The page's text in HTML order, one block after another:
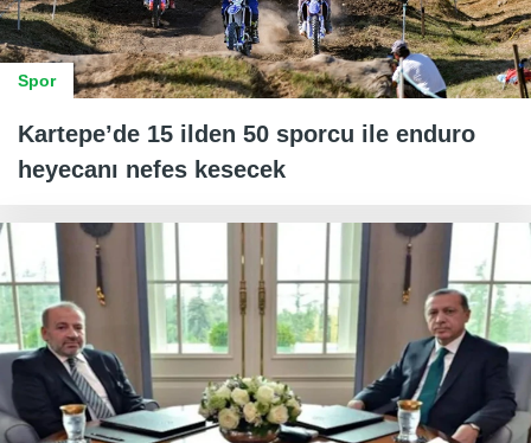
Spor
Kartepe’de 15 ilden 50 sporcu ile enduro
heyecanı nefes kesecek